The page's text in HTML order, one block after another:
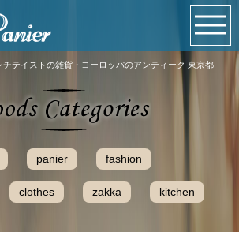
チテイストの雑貨・ヨーロッパのアンティーク 東京都
panier fashion
clothes zakka kitchen